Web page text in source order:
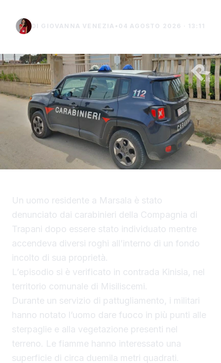
DI GIOVANNA VENEZIA • 04 AGOSTO 2026 · 13:11
Un uomo residente a Marsala è stato
denunciato dai carabinieri della Compagnia di
Trapani dopo essere stato individuato mentre
accendeva diversi roghi all’interno di un fondo
incolto di sua proprietà.
L’episodio si è verificato in contrada Kinisia, nel
territorio comunale di Misiliscemi.
Durante un servizio di pattugliamento, i militari
hanno notato l’uomo dare fuoco in più punti alle
sterpaglie e alla vegetazione presenti nel
terreno. Le fiamme hanno interessato una
superficie di circa duemila metri quadrati.